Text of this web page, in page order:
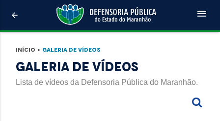
arrow_back menu
Início > Galeria de Vídeos
Galeria de Vídeos
Lista de vídeos da Defensoria Pública do Maranhão.